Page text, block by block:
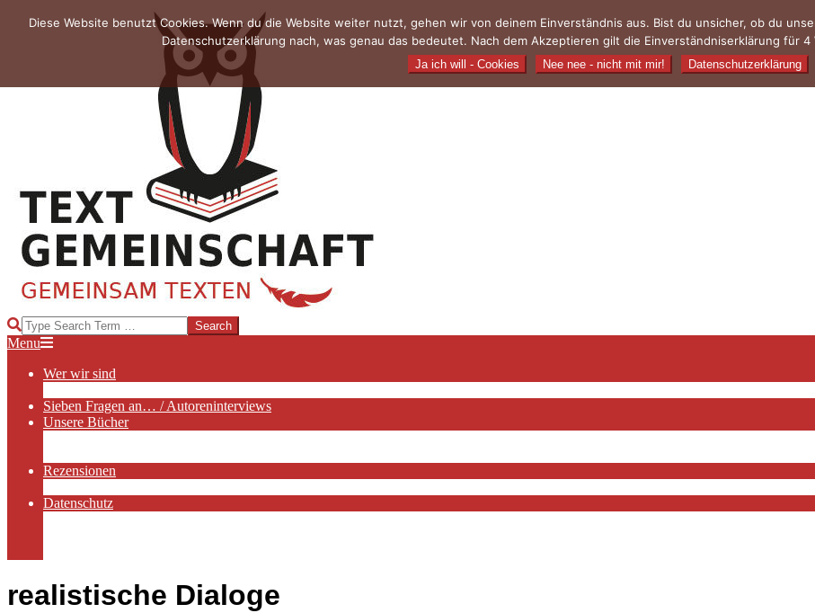
TEXTGEMEINSCHAFT
Search
Primary
Menu
Menu
Wer wir sind
Sieben Fragen an… / Autoreninterviews
Unsere Bücher
Rezensionen
Datenschutz
realistische Dialoge
Diese Website benutzt Cookies. Wenn du die Website weiter nutzt, gehen wir von deinem Einverständnis aus. Bist du unsicher, ob du
Datenschutzerklärung nach, was genau das bedeutet. Nach dem Akzeptieren gilt die Einverständniserklärung für
Ja ich will - Cookies Nee nee - nicht mit mir! Datenschutzerklärung